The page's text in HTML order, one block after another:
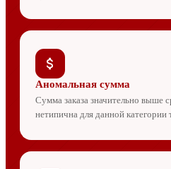
Аномальная сумма
Сумма заказа значительно выше
нетипична для данной категории